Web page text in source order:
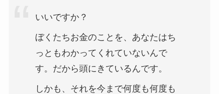
いいですか？
ぼくたちお金のことを、あなたはち
っともわかってくれていないんで
す。だから頭にきているんです。
しかも、それを今まで何度も何度も